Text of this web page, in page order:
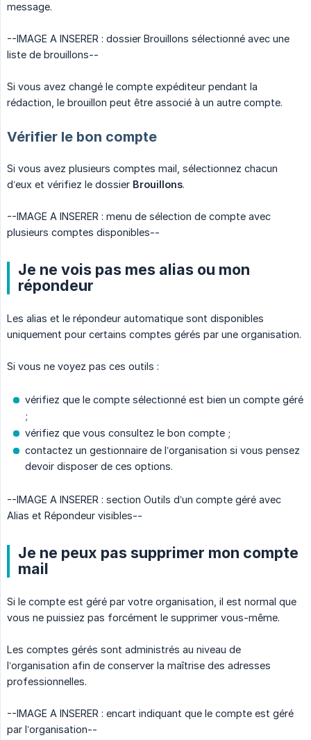
message.
--IMAGE A INSERER : dossier Brouillons sélectionné avec une
liste de brouillons--
Si vous avez changé le compte expéditeur pendant la
rédaction, le brouillon peut être associé à un autre compte.
Vérifier le bon compte
Si vous avez plusieurs comptes mail, sélectionnez chacun
d’eux et vérifiez le dossier Brouillons.
--IMAGE A INSERER : menu de sélection de compte avec
plusieurs comptes disponibles--
Je ne vois pas mes alias ou mon
répondeur
Les alias et le répondeur automatique sont disponibles
uniquement pour certains comptes gérés par une organisation.
Si vous ne voyez pas ces outils :
vérifiez que le compte sélectionné est bien un compte géré
;
vérifiez que vous consultez le bon compte ;
contactez un gestionnaire de l’organisation si vous pensez
devoir disposer de ces options.
--IMAGE A INSERER : section Outils d’un compte géré avec
Alias et Répondeur visibles--
Je ne peux pas supprimer mon compte
mail
Si le compte est géré par votre organisation, il est normal que
vous ne puissiez pas forcément le supprimer vous-même.
Les comptes gérés sont administrés au niveau de
l’organisation afin de conserver la maîtrise des adresses
professionnelles.
--IMAGE A INSERER : encart indiquant que le compte est géré
par l’organisation--